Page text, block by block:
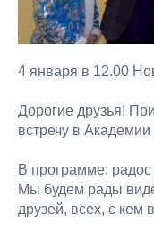
4 января в 12.00
Дорогие друзья!
встречу в
В программе:
Мы будем рады
друзей, всех, с кем